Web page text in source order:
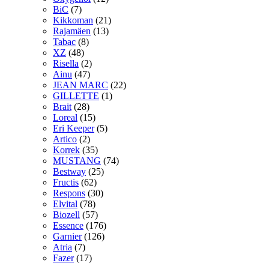
BiC (7)
Kikkoman (21)
Rajamäen (13)
Tabac (8)
XZ (48)
Risella (2)
Ainu (47)
JEAN MARC (22)
GILLETTE (1)
Brait (28)
Loreal (15)
Eri Keeper (5)
Artico (2)
Korrek (35)
MUSTANG (74)
Bestway (25)
Fructis (62)
Respons (30)
Elvital (78)
Biozell (57)
Essence (176)
Garnier (126)
Atria (7)
Fazer (17)